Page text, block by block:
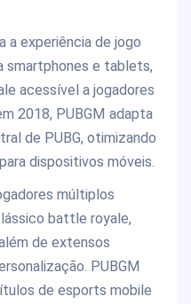
a experiência de jogo
smartphones e tablets,
acessível a jogadores
2018, PUBGM adapta
de PUBG, otimizando
dispositivos móveis.
múltiplos
battle royale,
de extensos
PUBGM
de esports mobile